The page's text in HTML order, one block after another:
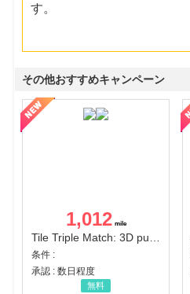
す。
その他おすすめキャンペーン
1,012
Tile Triple Match: 3D puzzle
条件 :
承認 : 数日程度
無料